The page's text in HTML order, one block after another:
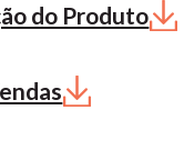
do Produto